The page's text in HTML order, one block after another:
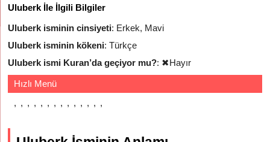
Uluberk İle İlgili Bilgiler
Uluberk isminin cinsiyeti: Erkek, Mavi
Uluberk isminin kökeni: Türkçe
Uluberk ismi Kuran’da geçiyor mu?: ✖Hayır
Hızlı Menü